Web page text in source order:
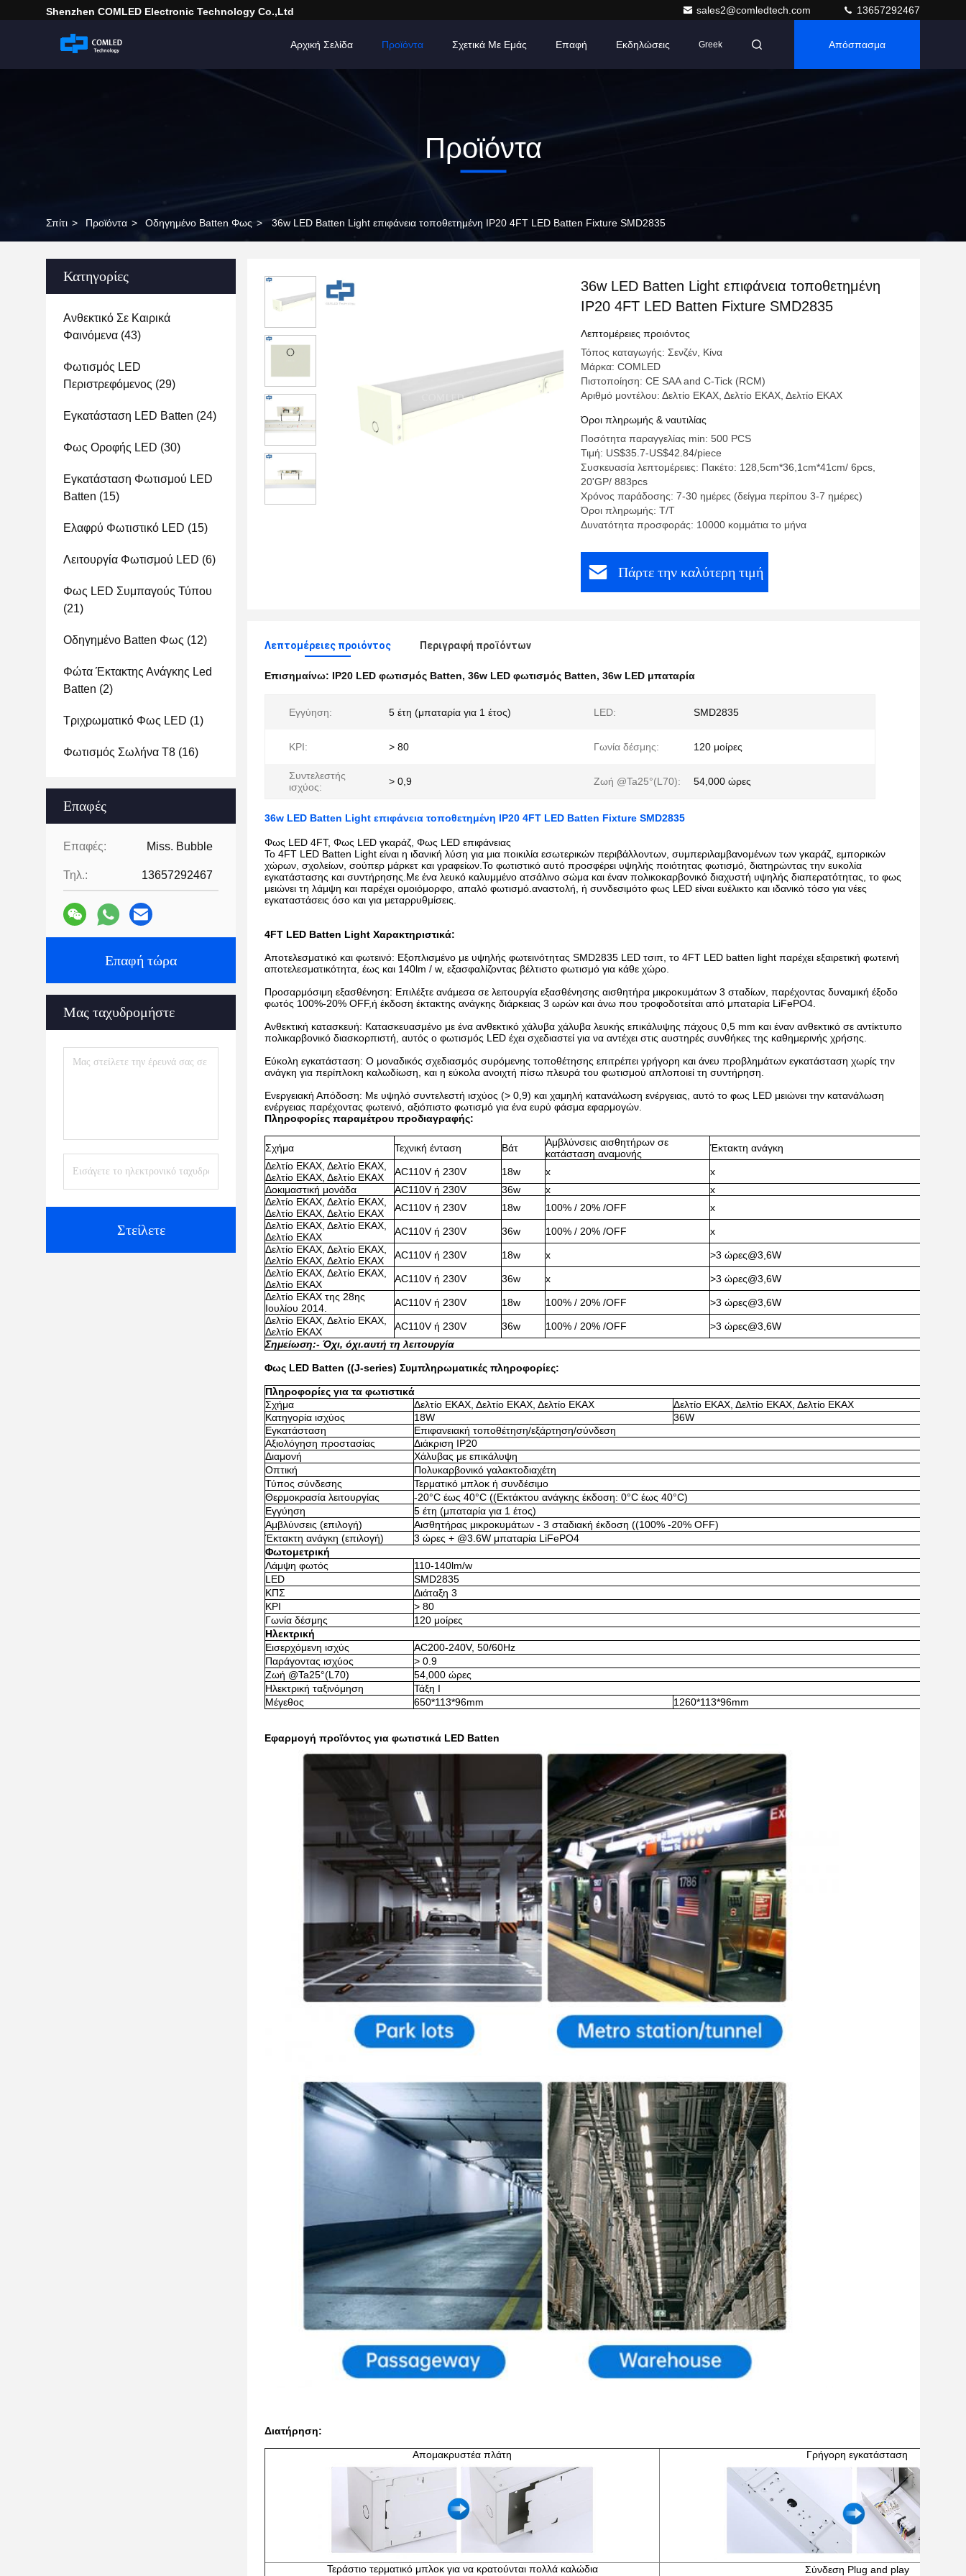
Shenzhen COMLED Electronic Technology Co.,ltd sales2@comledtech.com 13657292467
Αρχική Σελίδα Προϊόντα Σχετικά Με Εμάς Επαφή Εκδηλώσεις Greek Απόσπασμα
Προϊόντα
Σπίτι > Προϊόντα > Οδηγημένο Batten Φως > 36w LED Batten Light επιφάνεια τοποθετημένη IP20 4FT LED Batten Fixture SMD2835
Κατηγορίες
Ανθεκτικό Σε Καιρικά
Φαινόμενα (43)
Φωτισμός LED
Περιστρεφόμενος (29)
Εγκατάσταση LED Batten (24)
Φως Οροφής LED (30)
Εγκατάσταση Φωτισμού LED
Batten (15)
Ελαφρύ Φωτιστικό LED (15)
Λειτουργία Φωτισμού LED (6)
Φως LED Συμπαγούς Τύπου
(21)
Οδηγημένο Batten Φως (12)
Φώτα Έκτακτης Ανάγκης Led
Batten (2)
Τριχρωματικό Φως LED (1)
Φωτισμός Σωλήνα T8 (16)
Επαφές
Επαφές: Miss. Bubble
Τηλ.: 13657292467
Επαφή τώρα
Μας ταχυδρομήστε
Στείλετε
36w LED Batten Light επιφάνεια τοποθετημένη
IP20 4FT LED Batten Fixture SMD2835
Λεπτομέρειες προιόντος
Τόπος καταγωγής: Σενζέν, Κίνα
Μάρκα: COMLED
Πιστοποίηση: CE SAA and C-Tick (RCM)
Αριθμό μοντέλου: Δελτίο ΕΚΑΧ, Δελτίο ΕΚΑΧ, Δελτίο ΕΚΑΧ
Όροι πληρωμής & ναυτιλίας
Ποσότητα παραγγελίας min: 500 PCS
Τιμή: US$35.7-US$42.84/piece
Συσκευασία λεπτομέρειες: Πακέτο: 128,5cm*36,1cm*41cm/ 6pcs,
20'GP/ 883pcs
Χρόνος παράδοσης: 7-30 ημέρες (δείγμα περίπου 3-7 ημέρες)
Όροι πληρωμής: Τ/Τ
Δυνατότητα προσφοράς: 10000 κομμάτια το μήνα
Πάρτε την καλύτερη τιμή
Λεπτομέρειες προιόντος Περιγραφή προϊόντων
Επισημαίνω: IP20 LED φωτισμός Batten, 36w LED φωτισμός Batten, 36w LED μπαταρία
Εγγύηση: 5 έτη (μπαταρία για 1 έτος) LED: SMD2835
ΚΡΙ: > 80 Γωνία δέσμης: 120 μοίρες
Συντελεστής
ισχύος:
> 0,9 Ζωή @Ta25°(L70): 54,000 ώρες
36w LED Batten Light επιφάνεια τοποθετημένη IP20 4FT LED Batten Fixture SMD2835
Φως LED 4FT, Φως LED γκαράζ, Φως LED επιφάνειας
Το 4FT LED Batten Light είναι η ιδανική λύση για μια ποικιλία εσωτερικών περιβάλλοντων, συμπεριλαμβανομένων των γκαράζ, εμπορικών
χώρων, σχολείων, σούπερ μάρκετ και γραφείων.Το φωτιστικό αυτό προσφέρει υψηλής ποιότητας φωτισμό, διατηρώντας την ευκολία
εγκατάστασης και συντήρησης.Με ένα λευκό καλυμμένο ατσάλινο σώμα και έναν πολικοκαρβονικό διαχυστή υψηλής διαπερατότητας, το φως
μειώνει τη λάμψη και παρέχει ομοιόμορφο, απαλό φωτισμό.αναστολή, ή συνδεσιμότο φως LED είναι ευέλικτο και ιδανικό τόσο για νέες
εγκαταστάσεις όσο και για μεταρρυθμίσεις.
4FT LED Batten Light Χαρακτηριστικά:
Αποτελεσματικό και φωτεινό: Εξοπλισμένο με υψηλής φωτεινότητας SMD2835 LED τσιπ, το 4FT LED batten light παρέχει εξαιρετική φωτεινή
αποτελεσματικότητα, έως και 140lm / w, εξασφαλίζοντας βέλτιστο φωτισμό για κάθε χώρο.
Προσαρμόσιμη εξασθένηση: Επιλέξτε ανάμεσα σε λειτουργία εξασθένησης αισθητήρα μικροκυμάτων 3 σταδίων, παρέχοντας δυναμική έξοδο
φωτός 100%-20% OFF,ή έκδοση έκτακτης ανάγκης διάρκειας 3 ωρών και άνω που τροφοδοτείται από μπαταρία LiFePO4.
Ανθεκτική κατασκευή: Κατασκευασμένο με ένα ανθεκτικό χάλυβα χάλυβα λευκής επικάλυψης πάχους 0,5 mm και έναν ανθεκτικό σε αντίκτυπο
πολικαρβονικό διασκορπιστή, αυτός ο φωτισμός LED έχει σχεδιαστεί για να αντέχει στις αυστηρές συνθήκες της καθημερινής χρήσης.
Εύκολη εγκατάσταση: Ο μοναδικός σχεδιασμός συρόμενης τοποθέτησης επιτρέπει γρήγορη και άνευ προβλημάτων εγκατάσταση χωρίς την
ανάγκη για περίπλοκη καλωδίωση, και η εύκολα ανοιχτή πίσω πλευρά του φωτισμού απλοποιεί τη συντήρηση.
Ενεργειακή Απόδοση: Με υψηλό συντελεστή ισχύος (> 0,9) και χαμηλή κατανάλωση ενέργειας, αυτό το φως LED μειώνει την κατανάλωση
ενέργειας παρέχοντας φωτεινό, αξιόπιστο φωτισμό για ένα ευρύ φάσμα εφαρμογών.
Πληροφορίες παραμέτρου προδιαγραφής:
Σχήμα Τεχνική ένταση Βάτ
Αμβλύνσεις αισθητήρων σε
κατάσταση αναμονής
Έκτακτη ανάγκη
Δελτίο ΕΚΑΧ, Δελτίο ΕΚΑΧ,
Δελτίο ΕΚΑΧ, Δελτίο ΕΚΑΧ
AC110V ή 230V 18w x
x
Δοκιμαστική μονάδα
AC110V ή 230V 36w x
x
Δελτίο ΕΚΑΧ, Δελτίο ΕΚΑΧ,
Δελτίο ΕΚΑΧ, Δελτίο ΕΚΑΧ
AC110V ή 230V 18w 100% / 20% /OFF
x
Δελτίο ΕΚΑΧ, Δελτίο ΕΚΑΧ,
Δελτίο ΕΚΑΧ
AC110V ή 230V 36w 100% / 20% /OFF
x
Δελτίο ΕΚΑΧ, Δελτίο ΕΚΑΧ,
Δελτίο ΕΚΑΧ, Δελτίο ΕΚΑΧ
AC110V ή 230V 18w x
>3 ώρες@3,6W
Δελτίο ΕΚΑΧ, Δελτίο ΕΚΑΧ,
Δελτίο ΕΚΑΧ
AC110V ή 230V 36w x
>3 ώρες@3,6W
Δελτίο ΕΚΑΧ της 28ης
Ιουλίου 2014.
AC110V ή 230V 18w 100% / 20% /OFF
>3 ώρες@3,6W
Δελτίο ΕΚΑΧ, Δελτίο ΕΚΑΧ,
Δελτίο ΕΚΑΧ
AC110V ή 230V 36w 100% / 20% /OFF
>3 ώρες@3,6W
Σημείωση:- Όχι, όχι.αυτή τη λειτουργία
Φως LED Batten ((J-series) Συμπληρωματικές πληροφορίες:
Πληροφορίες για τα φωτιστικά
Σχήμα
Δελτίο ΕΚΑΧ, Δελτίο ΕΚΑΧ, Δελτίο ΕΚΑΧ
Δελτίο ΕΚΑΧ, Δελτίο ΕΚΑΧ, Δελτίο ΕΚΑΧ
Κατηγορία ισχύος
18W
36W
Εγκατάσταση
Επιφανειακή τοποθέτηση/εξάρτηση/σύνδεση
Αξιολόγηση προστασίας
Διάκριση IP20
Διαμονή
Χάλυβας με επικάλυψη
Οπτική
Πολυκαρβονικό γαλακτοδιαχέτη
Τύπος σύνδεσης
Τερματικό μπλοκ ή συνδέσιμο
Θερμοκρασία λειτουργίας
-20°C έως 40°C ((Εκτάκτου ανάγκης έκδοση: 0°C έως 40°C)
Εγγύηση
5 έτη (μπαταρία για 1 έτος)
Αμβλύνσεις (επιλογή)
Αισθητήρας μικροκυμάτων - 3 σταδιακή έκδοση ((100% -20% OFF)
Έκτακτη ανάγκη (επιλογή)
3 ώρες + @3.6W μπαταρία LiFePO4
Φωτομετρική
Λάμψη φωτός
110-140lm/w
LED
SMD2835
ΚΠΣ
Διάταξη 3
ΚΡΙ
> 80
Γωνία δέσμης
120 μοίρες
Ηλεκτρική
Εισερχόμενη ισχύς
AC200-240V, 50/60Hz
Παράγοντας ισχύος
> 0.9
Ζωή @Ta25°(L70)
54,000 ώρες
Ηλεκτρική ταξινόμηση
Τάξη Ι
Μέγεθος
650*113*96mm 1260*113*96mm
Εφαρμογή προϊόντος για φωτιστικά LED Batten
Διατήρηση:
Απομακρυστέα πλάτη Γρήγορη εγκατάσταση
Τεράστιο τερματικό μπλοκ για να κρατούνται πολλά καλώδια Σύνδεση Plug and play